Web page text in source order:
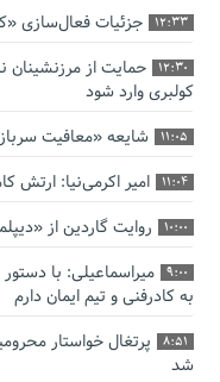
12:33 جزئیات فعال‌سازی
12:30
حمایت از مرزنشینان
کولبری وارد شود
11:05 شایعه «معافیت
11:04 امیر اکرمی‌نیا: ارتش
10:00 روایت گاردین از
9:00
میراسماعیلی: با
به کادرفنی و تیم ایمان دارم
8:51
شد